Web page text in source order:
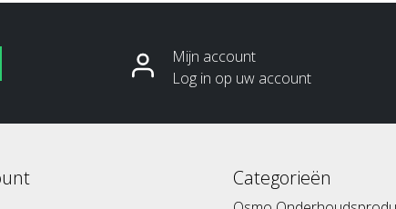
Mijn account
Log in op uw account
Categorieën